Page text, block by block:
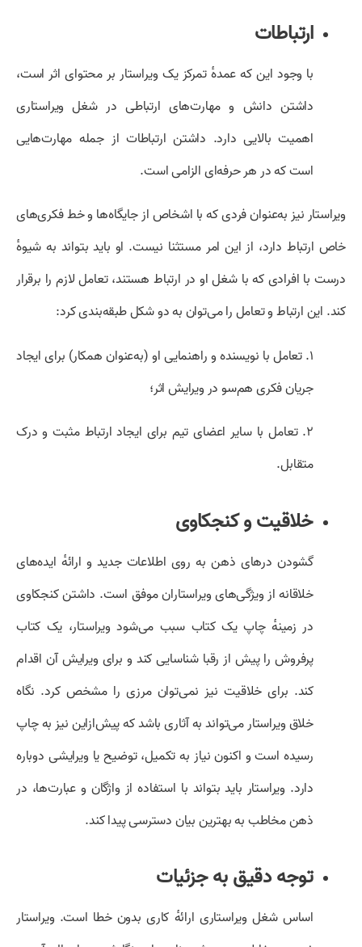
ارتباطات
با وجود این که عمدهٔ تمرکز یک ویراستار بر محتوای اثر است،
داشتن دانش و مهارت‌‌های ارتباطی در شغل ویراستاری
اهمیت بالایی دارد. داشتن ارتباطات از جمله مهارت‌هایی
است که در هر حرفه‌ای الزامی است.
ویراستار نیز به‌عنوان فردی که با اشخاص از جایگاه‌ها و خط فکری‌های
خاص ارتباط دارد، از این امر مستثنا نیست. او باید بتواند به شیوهٔ
درست با افرادی که با شغل او در ارتباط هستند، تعامل لازم را برقرار
کند. این ارتباط و تعامل را می‌توان به دو شکل طبقه‌بندی کرد:
۱. تعامل با نویسنده و راهنمایی او (به‌عنوان همکار) برای ایجاد
جریان فکری هم‌سو در ویرایش اثر؛
۲. تعامل با سایر اعضای تیم برای ایجاد ارتباط مثبت و درک
متقابل.
خلاقیت و کنجکاوی
گشودن درهای ذهن به روی اطلاعات جدید و ارائهٔ ایده‌های
خلاقانه از ویژگی‌های ویراستاران موفق است. داشتن کنجکاوی
در زمینهٔ چاپ یک کتاب سبب می‌شود ویراستار، یک کتاب
پرفروش را پیش از رقبا شناسایی کند و برای ویرایش آن اقدام
کند. برای خلاقیت نیز نمی‌توان مرزی را مشخص کرد. نگاه
خلاق ویراستار می‌تواند به آثاری باشد که پیش‌ازاین نیز به چاپ
رسیده است و اکنون نیاز به تکمیل، توضیح یا ویرایشی دوباره
دارد. ویراستار باید بتواند با استفاده از واژگان و عبارت‌ها، در
ذهن مخاطب به بهترین بیان دسترسی پیدا کند.
توجه دقیق به جزئیات
اساس شغل ویراستاری ارائهٔ کاری بدون خطا است. ویراستار